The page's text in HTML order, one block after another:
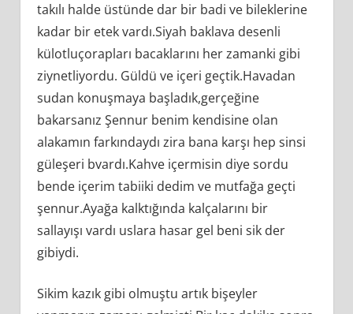
takılı halde üstünde dar bir badi ve bileklerine
kadar bir etek vardı.Siyah baklava desenli
külotluçorapları bacaklarını her zamanki gibi
ziynetliyordu. Güldü ve içeri geçtik.Havadan
sudan konuşmaya başladık,gerçeğine
bakarsanız Şennur benim kendisine olan
alakamın farkındaydı zira bana karşı hep sinsi
güleşeri bvardı.Kahve içermisin diye sordu
bende içerim tabiiki dedim ve mutfağa geçti
şennur.Ayağa kalktığında kalçalarını bir
sallayışı vardı uslara hasar gel beni sik der
gibiydi.
Sikim kazık gibi olmuştu artık bişeyler